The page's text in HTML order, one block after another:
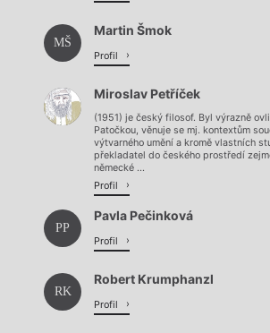
MŠ
Martin Šmok
Profil
Miroslav Petříček
(1951) je český filosof. Byl výrazně
Patočkou, věnuje se mj. kontextům
výtvarného umění a kromě vlastních
překladatel do českého prostředí
německé ...
Profil
PP
Pavla Pečinková
Profil
RK
Robert Krumphanzl
Profil